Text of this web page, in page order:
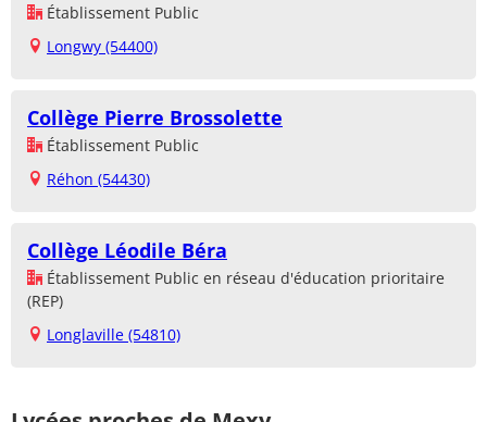
Établissement Public
Longwy (54400)
Collège Pierre Brossolette
Établissement Public
Réhon (54430)
Collège Léodile Béra
Établissement Public en réseau d'éducation prioritaire
(REP)
Longlaville (54810)